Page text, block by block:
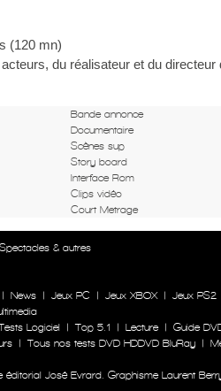
(120 mn)
du réalisateur et du directeur
Bande annonce
Documentaire
Scènes sup
Story board
Interface Rom
Clips vidéo
Court Metrage
Spectacles & autres
| News | Jeux PC | Jeux XBOX | Jeux PS2
Logiciel | Top 5.1 | Lecture | Guide
| Tous nos tests DVD HDDVD BluRay |
éditorial José Evrard. Graphisme Laurent